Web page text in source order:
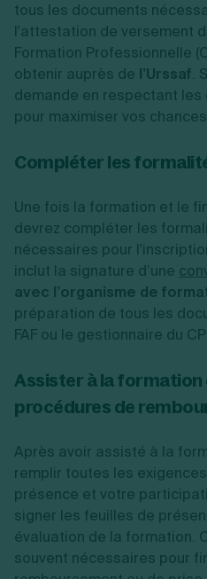
tous les documents
l'attestation de versement
Formation Professionnelle
obtenir auprès de l’Urssaf.
demande en respectant les
pour maximiser vos
Compléter les
Une fois la formation et le
devrez compléter les
nécessaires pour
inclut la signature d’une
avec l’organisme de
préparation de tous les
FAF ou le gestionnaire du
Assister à la formation
procédures de
Après avoir assisté à la
remplir toutes les
présence et votre
signer les feuilles de
évaluation de la formation.
souvent nécessaires pour